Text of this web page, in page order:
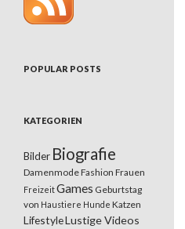
POPULAR POSTS
KATEGORIEN
Bilder Biografie
DamenmodeFashion Frauen
FreizeitGames Geburtstag
von Haustiere Hunde Katzen
LifestyleLustige Videos